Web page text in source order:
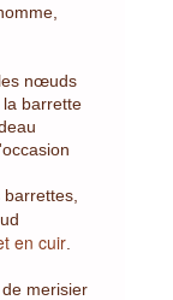
nœuds
barrette
en cuir
merisier